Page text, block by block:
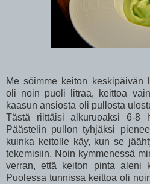
Me söimme keiton keskipäivän
oli noin puoli litraa, keittoa
kaasun ansiosta oli pullosta
Tästä riittäisi alkuruoaksi 6-8
Päästelin pullon tyhjäksi
kuinka keitolle käy, kun se
tekemisiin. Noin kymmenessä
verran, että keiton pinta aleni
Puolessa tunnissa keittoa oli